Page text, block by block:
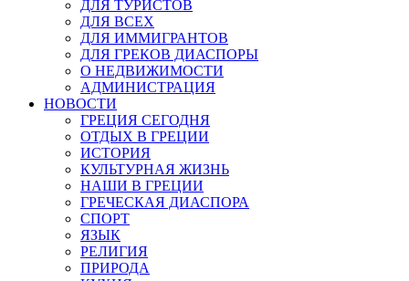
ДЛЯ ТУРИСТОВ
ДЛЯ ВСЕХ
ДЛЯ ИММИГРАНТОВ
ДЛЯ ГРЕКОВ ДИАСПОРЫ
О НЕДВИЖИМОСТИ
АДМИНИСТРАЦИЯ
НОВОСТИ
ГРЕЦИЯ СЕГОДНЯ
ОТДЫХ В ГРЕЦИИ
ИСТОРИЯ
КУЛЬТУРНАЯ ЖИЗНЬ
НАШИ В ГРЕЦИИ
ГРЕЧЕСКАЯ ДИАСПОРА
СПОРТ
ЯЗЫК
РЕЛИГИЯ
ПРИРОДА